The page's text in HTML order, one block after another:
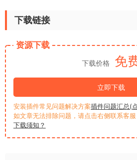
下载链接
资源下载
下载价格 免
立即下载
安装插件常见问题解决方案插件问题汇总(
如文章无法排除问题，请点击右侧联系客服
下载须知？